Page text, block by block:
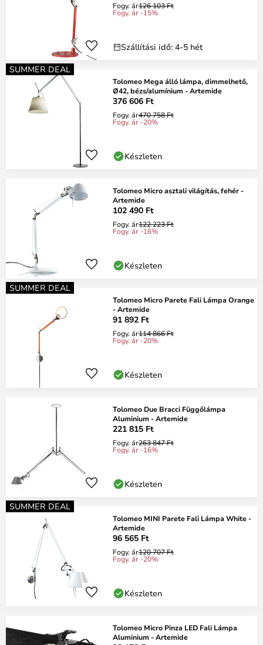
Fogy. ár126 103 Ft
Fogy. ár -15%
Szállítási idő: 4-5 hét
SUMMER DEAL
Tolomeo Mega álló lámpa, dimmelhető,
Ø42, bézs/alumínium - Artemide
376 606 Ft
Fogy. ár470 758 Ft
Fogy. ár -20%
Készleten
Tolomeo Micro asztali világítás, fehér -
Artemide
102 490 Ft
Fogy. ár122 223 Ft
Fogy. ár -16%
Készleten
SUMMER DEAL
Tolomeo Micro Parete Fali Lámpa Orange
- Artemide
91 892 Ft
Fogy. ár114 866 Ft
Fogy. ár -20%
Készleten
Tolomeo Due Bracci Függőlámpa
Aluminium - Artemide
221 815 Ft
Fogy. ár263 847 Ft
Fogy. ár -16%
Készleten
SUMMER DEAL
Tolomeo MINI Parete Fali Lámpa White -
Artemide
96 565 Ft
Fogy. ár120 707 Ft
Fogy. ár -20%
Készleten
Tolomeo Micro Pinza LED Fali Lámpa
Aluminium - Artemide